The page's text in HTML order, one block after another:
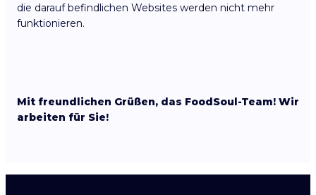
die darauf befindlichen Websites werden nicht mehr
funktionieren.
Mit freundlichen Grüßen, das FoodSoul-Team! Wir
arbeiten für Sie!